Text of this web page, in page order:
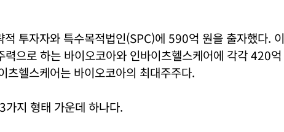
투자자와 특수목적법인(SPC)에 590억 원을 출자했다. 이
으로 하는 바이오코아와 인바이츠헬스케어에 각각 420억
헬스케어는 바이오코아의 최대주주다.
가지 형태 가운데 하나다.